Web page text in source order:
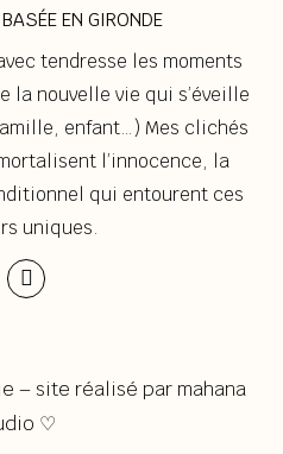
EN GIRONDE
tendresse les moments
la nouvelle vie qui s’éveille
enfant…) Mes clichés
l’innocence, la
qui entourent ces
uniques.
– site réalisé par mahana
♡